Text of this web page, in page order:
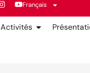
Français
Activités